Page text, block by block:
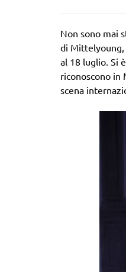
Non sono mai
di Mittelyoung,
al 18 luglio. Si
riconoscono in
scena